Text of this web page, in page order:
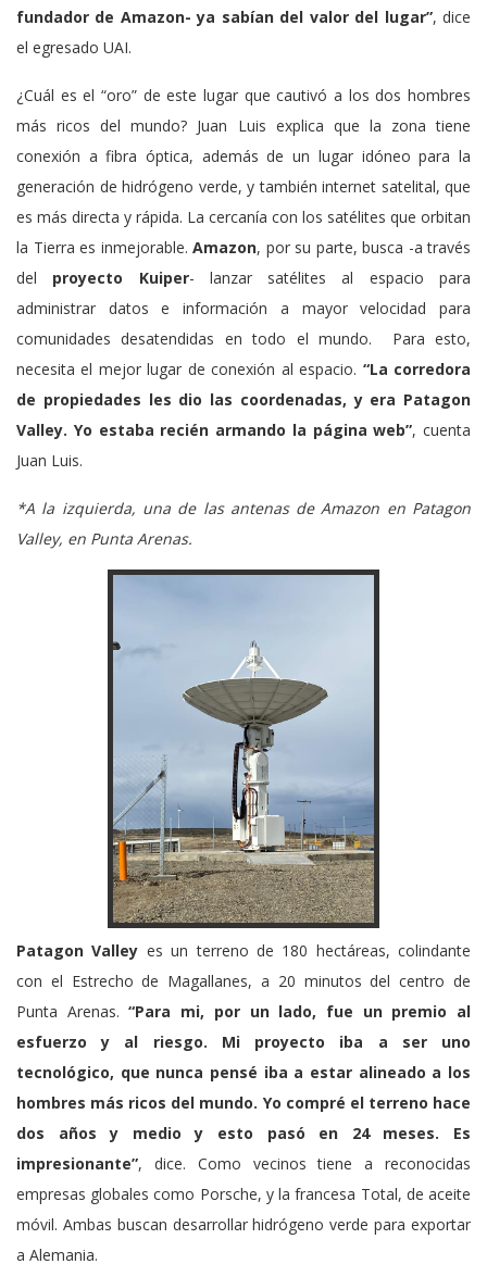
fundador de Amazon- ya sabían del valor del lugar”, dice
el egresado UAI.
¿Cuál es el “oro” de este lugar que cautivó a los dos hombres
más ricos del mundo? Juan Luis explica que la zona tiene
conexión a fibra óptica, además de un lugar idóneo para la
generación de hidrógeno verde, y también internet satelital, que
es más directa y rápida. La cercanía con los satélites que orbitan
la Tierra es inmejorable. Amazon, por su parte, busca -a través
del proyecto Kuiper- lanzar satélites al espacio para
administrar datos e información a mayor velocidad para
comunidades desatendidas en todo el mundo. Para esto,
necesita el mejor lugar de conexión al espacio. “La corredora
de propiedades les dio las coordenadas, y era Patagon
Valley. Yo estaba recién armando la página web”, cuenta
Juan Luis.
*A la izquierda, una de las antenas de Amazon en Patagon
Valley, en Punta Arenas.
Patagon Valley es un terreno de 180 hectáreas, colindante
con el Estrecho de Magallanes, a 20 minutos del centro de
Punta Arenas.“Para mi, por un lado, fue un premio al
esfuerzo y al riesgo. Mi proyecto iba a ser uno
tecnológico, que nunca pensé iba a estar alineado a los
hombres más ricos del mundo. Yo compré el terreno hace
dos años y medio y esto pasó en 24 meses. Es
impresionante”, dice. Como vecinos tiene a reconocidas
empresas globales como Porsche, y la francesa Total, de aceite
móvil. Ambas buscan desarrollar hidrógeno verde para exportar
a Alemania.